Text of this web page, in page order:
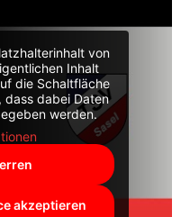
von
Inhalt
die Schaltfläche
dass dabei Daten
werden.
akzeptieren